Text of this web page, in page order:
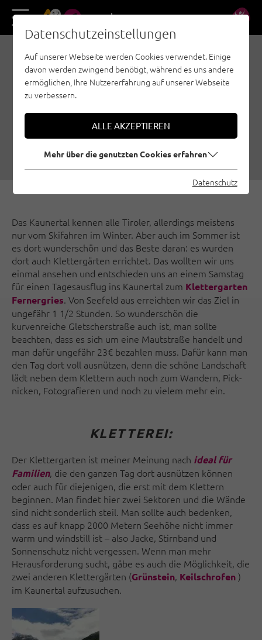
17 DE EN
KAUNERTAL!
KLETTERGARTEN
FERNERGRIES MIT
GLETSCHERPANORAMA
19.08.2016 | Erstellt vonMagdalena Haidegger |
Familienklettern, Nauders - Tiroler Oberland - Kaunertal, Sportklettern
Das Kaunertal kennen alle Tiroler, allerdings meistens
nur vom Skifahren im Winter. Aber auch im Sommer ist
es dort wunderschön und das Beste daran: es wurden
dort auch Klettergärten errichtet. Das wollten wir uns
einmal ansehen und entschieden uns an einem Samstag
für einen Tagesausflug ins Kaunertal zum Klettergarten
Fernergries. Von Seefeld aus erreichten wir das Ziel in
ungefähr 1 1/2 Stunden. So wunderschön die
kurvenreiche Gletscherstraße auch ist, man sollte
beachten, dass es sich um eine Mautstraße handelt und
man dafür ungefähr 23€ bezahlen muss. Dafür kann man
den Tag dort voll ausnützen, denn die schöne Landschaft
lädt neben dem Klettern auch noch zum Wandern, Pick-
nicken, Fotografieren und noch zu vielem mehr ein.
KLETTEREI:
Der Klettergarten ist meiner Meinung nach ideal für
Familien, die den ganzen Tag dort ausnützen können
oder auch für diejenigen, die erst mit dem Klettern
beginnen. Man findet hier zwei Sektoren und die Wände
sind nicht sonderlich steil. Man sollte auch bedenken,
dass es auf knapp 2000 Metern Seehöhe nicht immer
warm und windstill ist – also Jacke, Stirnband und
Sonnenschutz nicht vergessen. Wenn man mehr
Herausforderung sucht, gäbe es auch die Möglichkeit, die
zwei anderen Klettergärten (Grünstein, Keilschrofen)
im Kaunertal aufzusuchen.
Datenschutzeinstellungen
Auf unserer Webseite werden Cookies verwendet. Einige
davon werden zwingend benötigt, während es uns andere
ermöglichen, Ihre Nutzererfahrung auf unserer Webseite
zu verbessern.
ALLE AKZEPTIEREN
Mehr über die genutzten Cookies erfahren
Datenschutz